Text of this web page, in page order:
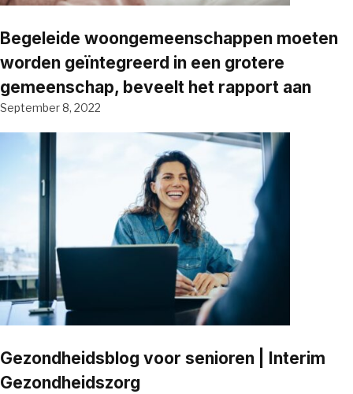
Begeleide woongemeenschappen moeten
worden geïntegreerd in een grotere
gemeenschap, beveelt het rapport aan
September 8, 2022
Gezondheidsblog voor senioren | Interim
Gezondheidszorg